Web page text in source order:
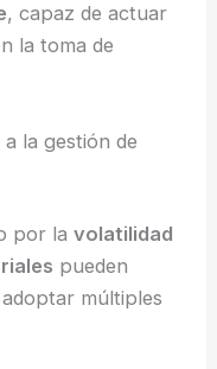
, capaz de actuar
la toma de
la gestión de
por lavolatilidad
pueden
múltiples